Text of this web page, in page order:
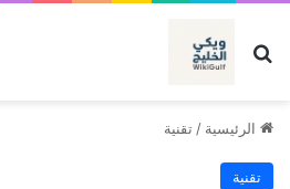
بحث عن
الرئيسية / تقنية
تقنية